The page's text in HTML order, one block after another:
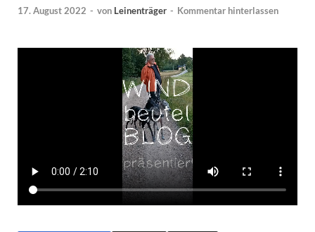
17. August 2022 - von Leinenträger - Kommentar hinterlassen